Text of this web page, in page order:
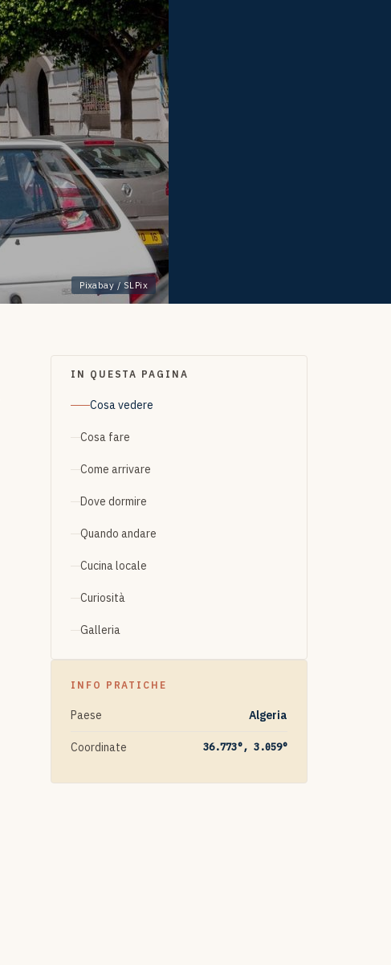
Pixabay / SLPix
IN QUESTA PAGINA
Cosa vedere
Cosa fare
Come arrivare
Dove dormire
Quando andare
Cucina locale
Curiosità
Galleria
INFO PRATICHE
Paese Algeria
Coordinate 36.773°, 3.059°